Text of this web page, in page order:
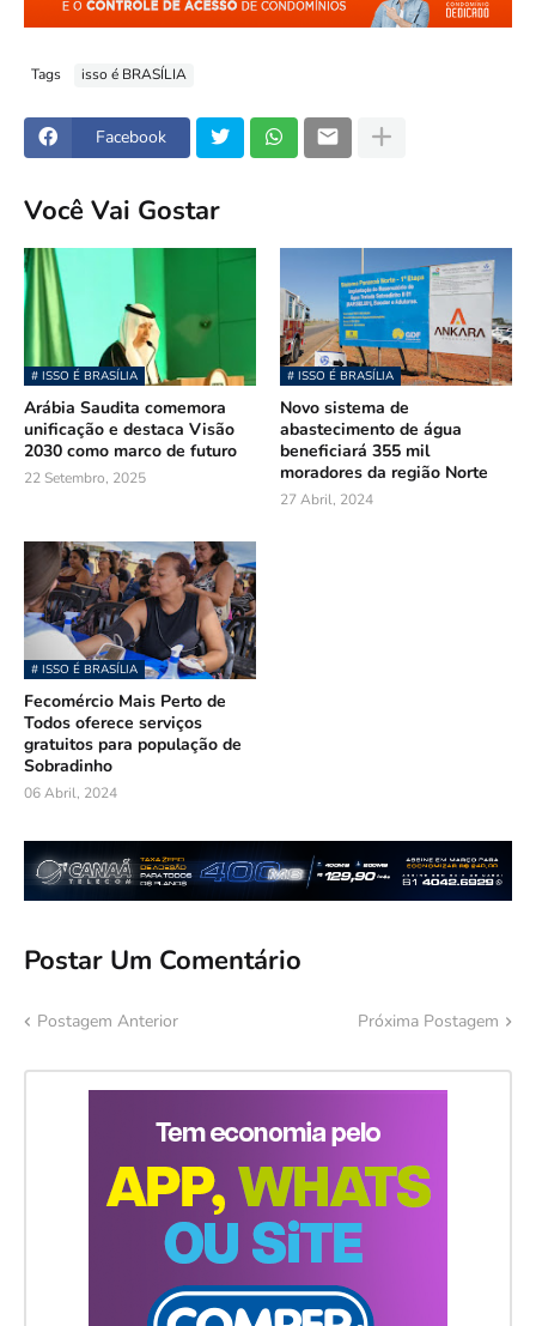
Tags isso é BRASÍLIA
Facebook
Você Vai Gostar
# ISSO É BRASÍLIA
Arábia Saudita comemora
unificação e destaca Visão
2030 como marco de futuro
22 Setembro, 2025
# ISSO É BRASÍLIA
Novo sistema de
abastecimento de água
beneficiará 355 mil
moradores da região Norte
27 Abril, 2024
# ISSO É BRASÍLIA
Fecomércio Mais Perto de
Todos oferece serviços
gratuitos para população de
Sobradinho
06 Abril, 2024
Postar Um Comentário
Postagem Anterior Próxima Postagem